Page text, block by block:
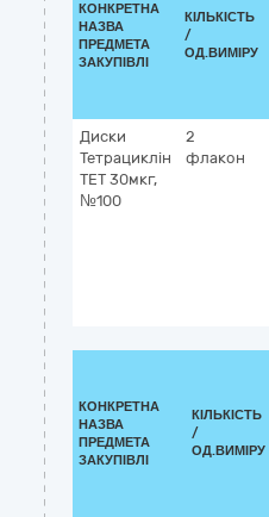
КОНКРЕТНА
НАЗВА
ПРЕДМЕТА
ЗАКУПІВЛІ
КІЛЬКІСТЬ
/
ОД.ВИМІРУ
Диски
Тетрациклін
ТЕТ 30мкг,
№100
2
флакон
КОНКРЕТНА
НАЗВА
ПРЕДМЕТА
ЗАКУПІВЛІ
КІЛЬКІСТЬ
/
ОД.ВИМІРУ